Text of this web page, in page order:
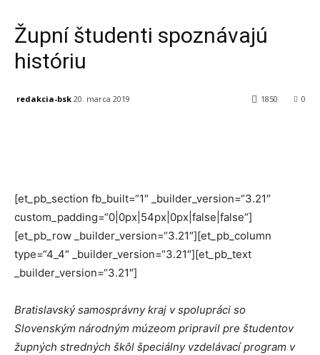
Župní študenti spoznávajú
históriu
redakcia-bsk 20. marca 2019 0
1850
[et_pb_section fb_built=“1″ _builder_version=“3.21″
custom_padding=“0|0px|54px|0px|false|false“]
[et_pb_row _builder_version=“3.21″][et_pb_column
type=“4_4″ _builder_version=“3.21″][et_pb_text
_builder_version=“3.21″]
Bratislavský samosprávny kraj v spolupráci so
Slovenským národným múzeom pripravil pre študentov
župných stredných škôl špeciálny vzdelávací program v